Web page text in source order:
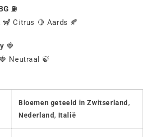
⛽
🦨 Citrus 🍋 Aards 🍂
🍓
Neutraal 🍃
Bloemen geteeld in Zwitserland,
Nederland, Italië